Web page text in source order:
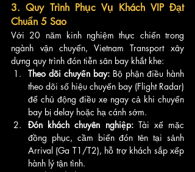
3. Quy Trình Phục Vụ Khách VIP Đạt
Chuẩn 5 Sao
Với 20 năm kinh nghiệm thực chiến trong
ngành vận chuyển, Vietnam Transport xây
dựng quy trình đón tiễn sân bay khắt khe:
Theo dõi chuyến bay: Bộ phận điều hành
theo dõi số hiệu chuyến bay (Flight Radar)
để chủ động điều xe ngay cả khi chuyến
bay bị delay hoặc hạ cánh sớm.
Đón khách chuyên nghiệp: Tài xế mặc
đồng phục, cầm biển đón tên tại sảnh
Arrival (Ga T1/T2), hỗ trợ khách sắp xếp
hành lý tận tình.